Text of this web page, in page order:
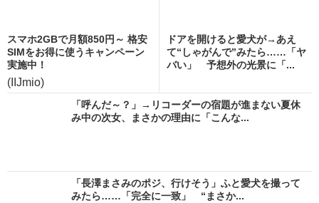
スマホ2GBで月額850円～ 格安
SIMをお得に使うキャンペーン
実施中！
(IIJmio)
ドアを開けると愛犬が→あえ
て“しゃがんで”みたら……「ヤ
バい」 予想外の光景に「...
「呼んだ～？」→リコーダーの宿題が進まない夏休
み中の次女、まさかの理由に「こんな...
「長澤まさみのポジ、行けそう」ふと愛犬を撮って
みたら……「完全に一致」 “まさか...